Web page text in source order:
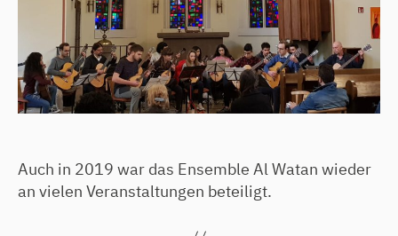
Auch in 2019 war das Ensemble Al Watan wieder
an vielen Veranstaltungen beteiligt.